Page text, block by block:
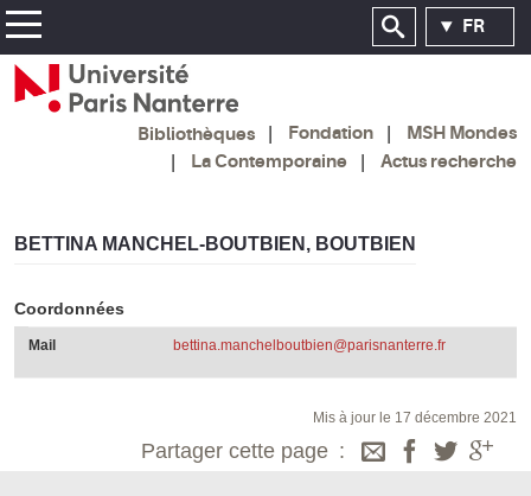
FR
Bibliothèques Fondation
MSH Mondes
La Contemporaine
Actus recherche
BETTINA MANCHEL-BOUTBIEN, BOUTBIEN
Coordonnées
Mail bettina.manchelboutbien@parisnanterre.fr
Mis à jour le 17 décembre 2021
Partager cette page